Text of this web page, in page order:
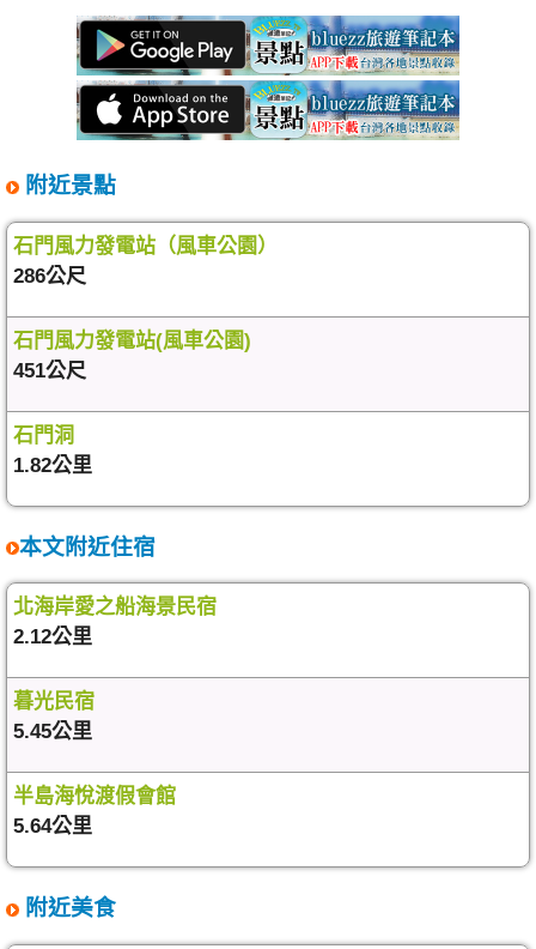
附近景點
石門風力發電站（風車公園）
286公尺
石門風力發電站(風車公園)
451公尺
石門洞
1.82公里
本文附近住宿
北海岸愛之船海景民宿
2.12公里
暮光民宿
5.45公里
半島海悅渡假會館
5.64公里
附近美食